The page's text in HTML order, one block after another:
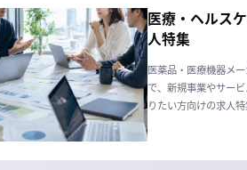
医療・ヘルス
人特集
医薬品・医療機器メ
で、新規事業やサー
りたい方向けの求人特